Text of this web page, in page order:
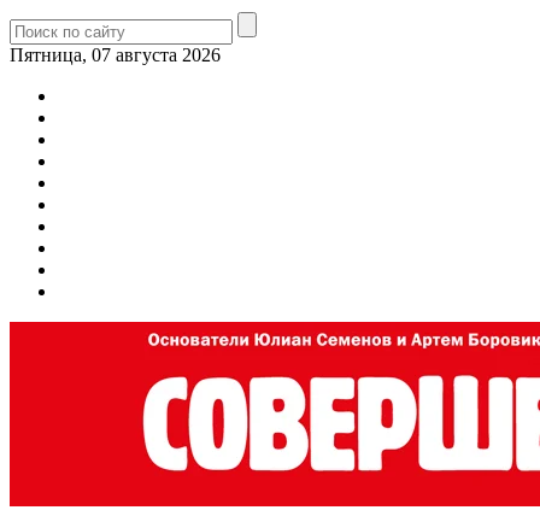
Пятница, 07 августа 2026